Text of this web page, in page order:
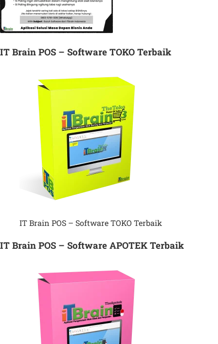
IT Brain POS – Software TOKO Terbaik
IT Brain POS – Software TOKO Terbaik
IT Brain POS – Software APOTEK Terbaik